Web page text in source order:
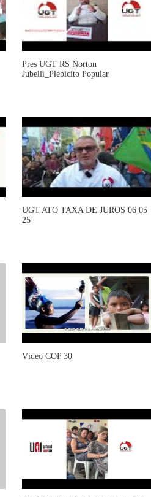
Pres UGT RS Norton
Jubelli_Plebicito Popular
UGT ATO TAXA DE JUROS 06 05
25
Vídeo COP 30